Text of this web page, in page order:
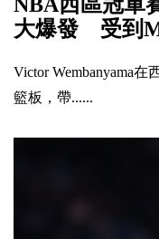
NBA西區冠軍
大爆發 受到
Victor Wembanyama
籃板，帶......